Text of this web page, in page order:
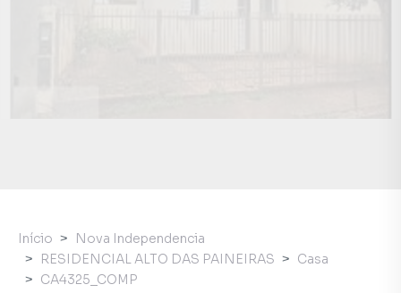
Início
Nova Independencia
RESIDENCIAL ALTO DAS PAINEIRAS
Casa
CA4325_COMP